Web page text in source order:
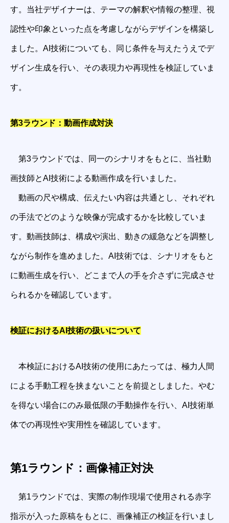
す。当社デザイナーは、テーマの解釈や情報の整理、視
認性や印象といった点を考慮しながらデザインを構築し
ました。AI技術についても、同じ条件を与えたうえでデ
ザイン生成を行い、その表現力や再現性を検証していま
す。
第3ラウンド：動画作成対決
第3ラウンドでは、同一のシナリオをもとに、当社動
画技師とAI技術による動画作成を行いました。
動画の尺や構成、伝えたい内容は共通とし、それぞれ
の手法でどのような映像が完成するかを比較していま
す。動画技師は、構成や演出、動きの緩急などを調整し
ながら制作を進めました。AI技術では、シナリオをもと
に動画生成を行い、どこまで人の手を介さずに完成させ
られるかを確認しています。
検証におけるAI技術の扱いについて
本検証におけるAI技術の使用にあたっては、極力人間
による手動工程を挟まないことを前提としました。やむ
を得ない場合にのみ最低限の手動操作を行い、AI技術単
体での再現性や実用性を確認しています。
第1ラウンド：画像補正対決
第1ラウンドでは、実際の制作現場で使用される赤字
指示が入った原稿をもとに、画像補正の検証を行いまし